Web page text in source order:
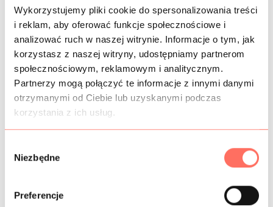
Wykorzystujemy pliki cookie do spersonalizowania treści
i reklam, aby oferować funkcje społecznościowe i
analizować ruch w naszej witrynie. Informacje o tym, jak
korzystasz z naszej witryny, udostępniamy partnerom
społecznościowym, reklamowym i analitycznym.
Partnerzy mogą połączyć te informacje z innymi danymi
otrzymanymi od Ciebie lub uzyskanymi podczas
korzystania z ich usług.
Niezbędne
Preferencje
poliestru.
Cechy: materiał przezierny, zwiewny, lekki, cienki. Jest
nieelastyczny, prześwituje, także w wielu przypadkach
stosuje się go z podszewką. Powierzchnia matowa, haft z
lekko błyszczącej nici. Na bokach tkaniny znajdują się
kilkucentymetrowe raporty bez wzoru.
Zastosowanie: ten poliestrowy szyfon czerwony to
materiał na sukienki,spódnice, bluzki, parea itp.
Tkanina z Włoch, bardzo dobrej jakości. Sprzedaż od 10
cm.
INFORMACJE DODATKOWE